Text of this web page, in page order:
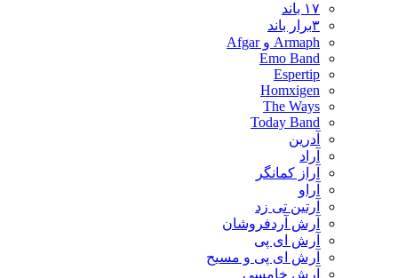
۱۷ باند
۳برار باند
Armaph و Afgar
Emo Band
Espertip
Homxigen
The Ways
Today Band
آدرین
آراد
آراز کمانگر
آراو
آرتین تی زد
آرش آردفروشان
آرش ای پی
آرش ای پی و مسیح
آرش خامسی